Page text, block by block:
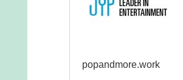
popandmore.work